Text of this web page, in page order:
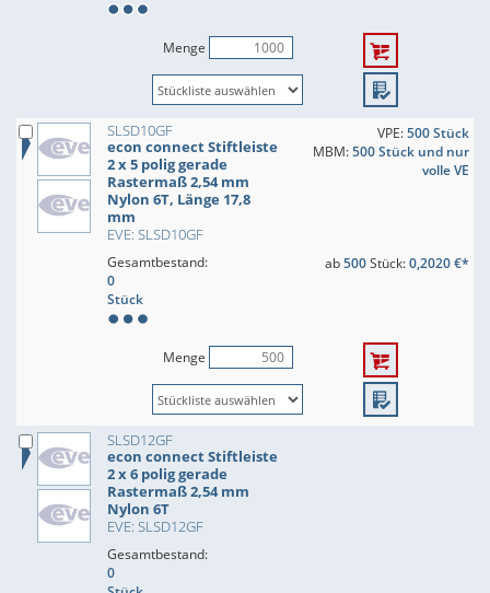
Menge
SLSD10GF
econ connect Stiftleiste
2 x 5 polig gerade
Rastermaß 2,54 mm
Nylon 6T, Länge 17,8
mm
EVE: SLSD10GF
VPE:500 Stück
MBM:500 Stück und nur
volle VE
Gesamtbestand:
0
Stück
ab500Stück:0,2020 €*
Menge
SLSD12GF
econ connect Stiftleiste
2 x 6 polig gerade
Rastermaß 2,54 mm
Nylon 6T
EVE: SLSD12GF
Gesamtbestand:
0